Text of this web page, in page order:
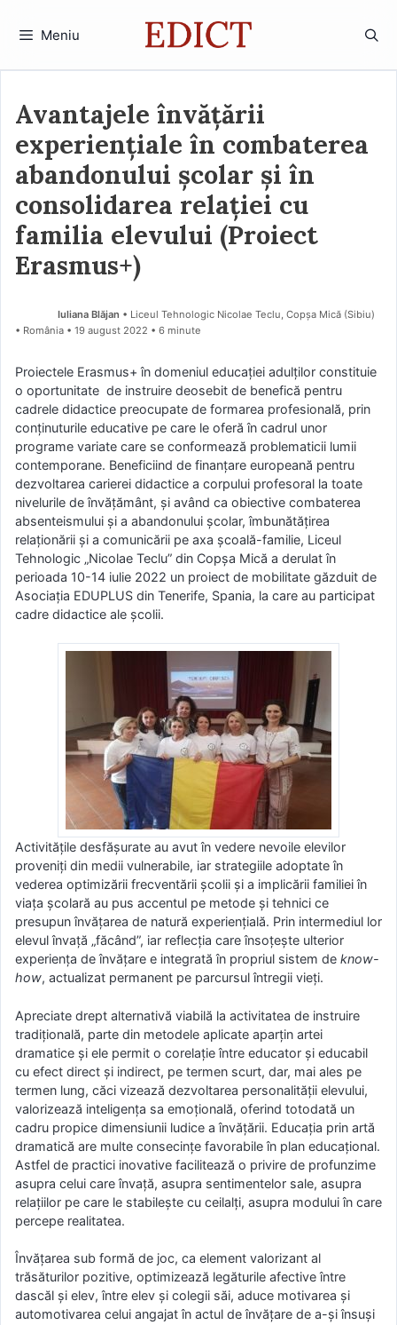
Meniu
Avantajele învățării
experiențiale în combaterea
abandonului școlar și în
consolidarea relației cu
familia elevului (Proiect
Erasmus+)
Iuliana Blăjan • Liceul Tehnologic Nicolae Teclu, Copșa Mică (Sibiu)
• România
19 august 2022 • 6 minute
Proiectele Erasmus+ în domeniul educației adulților constituie
o oportunitate de instruire deosebit de benefică pentru
cadrele didactice preocupate de formarea profesională, prin
conținuturile educative pe care le oferă în cadrul unor
programe variate care se conformează problematicii lumii
contemporane. Beneficiind de finanțare europeană pentru
dezvoltarea carierei didactice a corpului profesoral la toate
nivelurile de învățământ, și având ca obiective combaterea
absenteismului și a abandonului școlar, îmbunătățirea
relaționării și a comunicării pe axa școală-familie, Liceul
Tehnologic „Nicolae Teclu” din Copșa Mică a derulat în
perioada 10-14 iulie 2022 un proiect de mobilitate găzduit de
Asociația EDUPLUS din Tenerife, Spania, la care au participat
cadre didactice ale școlii.
Activitățile desfășurate au avut în vedere nevoile elevilor
proveniți din medii vulnerabile, iar strategiile adoptate în
vederea optimizării frecventării școlii și a implicării familiei în
viața școlară au pus accentul pe metode și tehnici ce
presupun învățarea de natură experiențială. Prin intermediul lor
elevul învață „făcând”, iar reflecția care însoțește ulterior
experiența de învățare e integrată în propriul sistem de know-
how, actualizat permanent pe parcursul întregii vieți.
Apreciate drept alternativă viabilă la activitatea de instruire
tradițională, parte din metodele aplicate aparțin artei
dramatice și ele permit o corelație între educator și educabil
cu efect direct și indirect, pe termen scurt, dar, mai ales pe
termen lung, căci vizează dezvoltarea personalității elevului,
valorizează inteligența sa emoțională, oferind totodată un
cadru propice dimensiunii ludice a învățării. Educația prin artă
dramatică are multe consecințe favorabile în plan educațional.
Astfel de practici inovative facilitează o privire de profunzime
asupra celui care învață, asupra sentimentelor sale, asupra
relațiilor pe care le stabilește cu ceilalți, asupra modului în care
percepe realitatea.
Învățarea sub formă de joc, ca element valorizant al
trăsăturilor pozitive, optimizează legăturile afective între
dascăl și elev, între elev și colegii săi, aduce motivarea și
automotivarea celui angajat în actul de învățare de a-și însuși